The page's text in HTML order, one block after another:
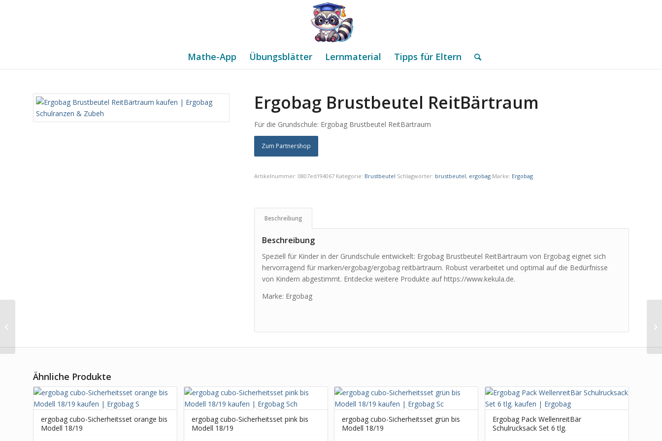
Mathe-App Übungsblätter Lernmaterial Tipps für Eltern
Ergobag Brustbeutel ReitBärtraum
Für die Grundschule: Ergobag Brustbeutel ReitBärtraum
Zum Partnershop
Artikelnummer:0807ed194067 Kategorie: Brustbeutel Schlagwörter: brustbeutel, ergobag Marke: Ergobag
Beschreibung
Beschreibung
Speziell für Kinder in der Grundschule entwickelt: Ergobag Brustbeutel ReitBärtraum von Ergobag eignet sich
hervorragend für marken/ergobag/ergobag reitbärtraum. Robust verarbeitet und optimal auf die Bedürfnisse
von Kindern abgestimmt. Entdecke weitere Produkte auf https://www.kekula.de.
Marke: Ergobag
Ähnliche Produkte
ergobag cubo-Sicherheitsset orange bis
Modell 18/19
ergobag cubo-Sicherheitsset pink bis
Modell 18/19
ergobag cubo-Sicherheitsset grün bis
Modell 18/19
Ergobag Pack WellenreitBär
Schulrucksack Set 6 tlg.